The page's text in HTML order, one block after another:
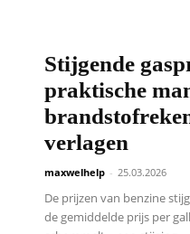
Stijgende
praktische
verlagen
maxwelhelp - 25.03.2026
De prijzen van benzine
de gemiddelde prijs per